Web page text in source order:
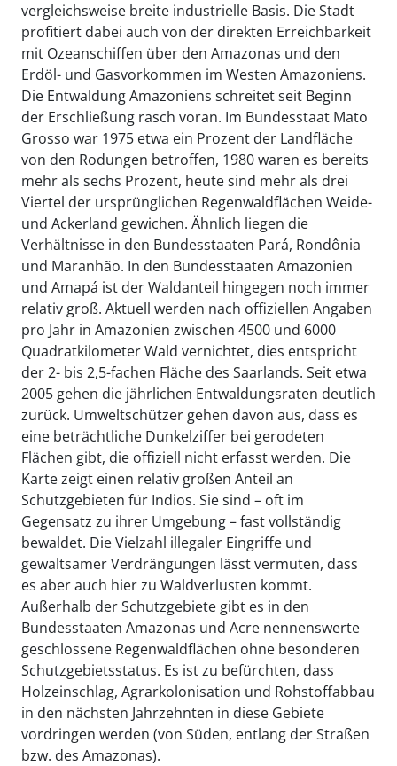
vergleichsweise breite industrielle Basis. Die Stadt
profitiert dabei auch von der direkten Erreichbarkeit
mit Ozeanschiffen über den Amazonas und den
Erdöl- und Gasvorkommen im Westen Amazoniens.
Die Entwaldung Amazoniens schreitet seit Beginn
der Erschließung rasch voran. Im Bundesstaat Mato
Grosso war 1975 etwa ein Prozent der Landfläche
von den Rodungen betroffen, 1980 waren es bereits
mehr als sechs Prozent, heute sind mehr als drei
Viertel der ursprünglichen Regenwaldflächen Weide-
und Ackerland gewichen. Ähnlich liegen die
Verhältnisse in den Bundesstaaten Pará, Rondônia
und Maranhão. In den Bundesstaaten Amazonien
und Amapá ist der Waldanteil hingegen noch immer
relativ groß. Aktuell werden nach offiziellen Angaben
pro Jahr in Amazonien zwischen 4500 und 6000
Quadratkilometer Wald vernichtet, dies entspricht
der 2- bis 2,5-fachen Fläche des Saarlands. Seit etwa
2005 gehen die jährlichen Entwaldungsraten deutlich
zurück. Umweltschützer gehen davon aus, dass es
eine beträchtliche Dunkelziffer bei gerodeten
Flächen gibt, die offiziell nicht erfasst werden. Die
Karte zeigt einen relativ großen Anteil an
Schutzgebieten für Indios. Sie sind – oft im
Gegensatz zu ihrer Umgebung – fast vollständig
bewaldet. Die Vielzahl illegaler Eingriffe und
gewaltsamer Verdrängungen lässt vermuten, dass
es aber auch hier zu Waldverlusten kommt.
Außerhalb der Schutzgebiete gibt es in den
Bundesstaaten Amazonas und Acre nennenswerte
geschlossene Regenwaldflächen ohne besonderen
Schutzgebietsstatus. Es ist zu befürchten, dass
Holzeinschlag, Agrarkolonisation und Rohstoffabbau
in den nächsten Jahrzehnten in diese Gebiete
vordringen werden (von Süden, entlang der Straßen
bzw. des Amazonas).